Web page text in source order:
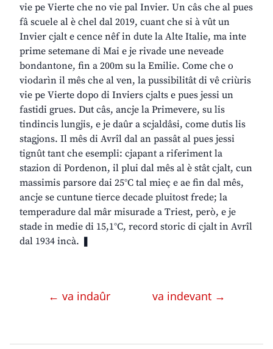
vie pe Vierte che no vie pal Invier. Un câs che al pues
fâ scuele al è chel dal 2019, cuant che si à vût un
Invier cjalt e cence nêf in dute la Alte Italie, ma inte
prime setemane di Mai e je rivade une neveade
bondantone, fin a 200m su la Emilie. Come che o
viodarìn il mês che al ven, la pussibilitât di vê criùris
vie pe Vierte dopo di Inviers cjalts e pues jessi un
fastidi grues. Dut câs, ancje la Primevere, su lis
tindincis lungjis, e je daûr a scjaldâsi, come dutis lis
stagjons. Il mês di Avrîl dal an passât al pues jessi
tignût tant che esempli: cjapant a riferiment la
stazion di Pordenon, il plui dal mês al è stât cjalt, cun
massimis parsore dai 25°C tal mieç e ae fin dal mês,
ancje se cuntune tierce decade pluitost frede; la
temperadure dal mâr misurade a Triest, però, e je
stade in medie di 15,1°C, record storic di cjalt in Avrîl
dal 1934 incà. ❚
← va indaûr va indevant →